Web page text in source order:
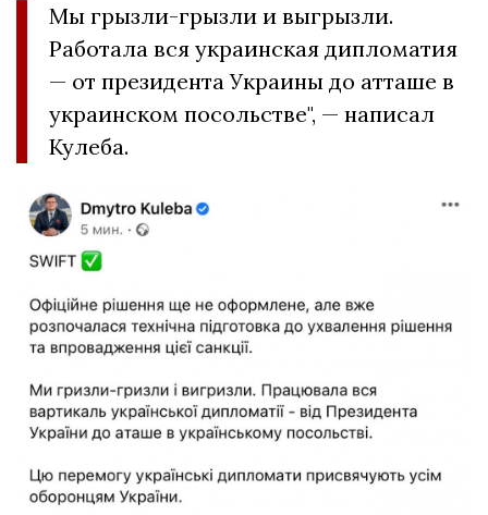
Мы грызли-грызли и выгрызли.
Работала вся украинская дипломатия
— от президента Украины до атташе в
украинском посольстве", — написал
Кулеба.